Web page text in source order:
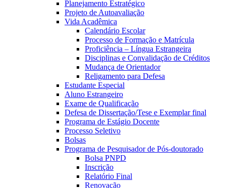
Planejamento Estratégico
Projeto de Autoavaliação
Vida Acadêmica
Calendário Escolar
Processo de Formação e Matrícula
Proficiência – Língua Estrangeira
Disciplinas e Convalidação de Créditos
Mudança de Orientador
Religamento para Defesa
Estudante Especial
Aluno Estrangeiro
Exame de Qualificação
Defesa de Dissertação/Tese e Exemplar final
Programa de Estágio Docente
Processo Seletivo
Bolsas
Programa de Pesquisador de Pós-doutorado
Bolsa PNPD
Inscrição
Relatório Final
Renovação